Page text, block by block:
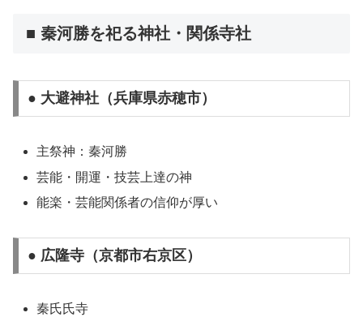
■ 秦河勝を祀る神社・関係寺社
● 大避神社（兵庫県赤穂市）
主祭神：秦河勝
芸能・開運・技芸上達の神
能楽・芸能関係者の信仰が厚い
● 広隆寺（京都市右京区）
秦氏氏寺